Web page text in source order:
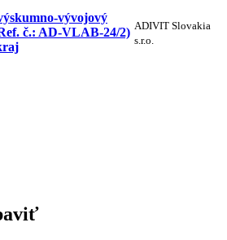
vývojový
č.: AD-VLAB-24/2) ADIVIT Slovakia
s.r.o.